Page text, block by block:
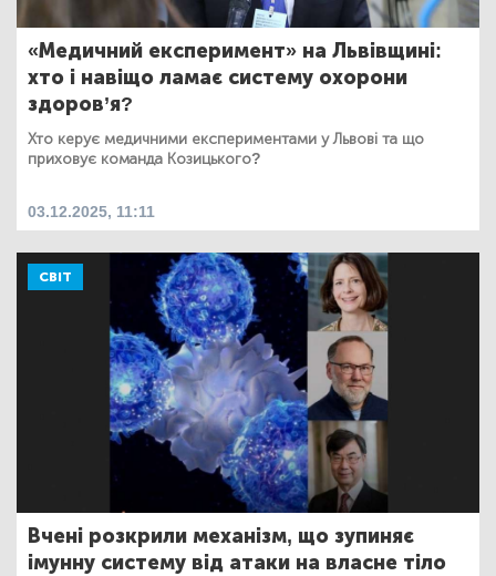
«Медичний експеримент» на Львівщині:
хто і навіщо ламає систему охорони
здоров’я?
Хто керує медичними експериментами у Львові та що
приховує команда Козицького?
03.12.2025, 11:11
СВІТ
Вчені розкрили механізм, що зупиняє
імунну систему від атаки на власне тіло